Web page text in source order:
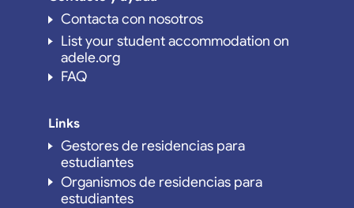
Contacta con nosotros
List your student accommodation on
adele.org
FAQ
Links
Gestores de residencias para
estudiantes
Organismos de residencias para
estudiantes